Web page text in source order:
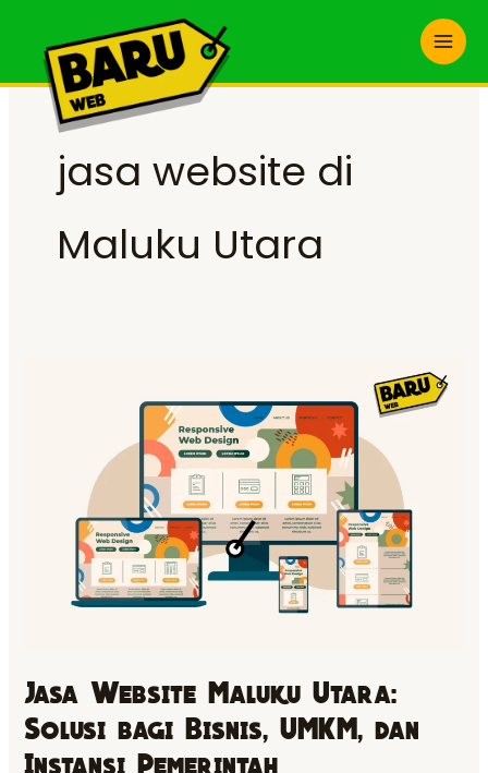
content
jasa website di
Maluku Utara
Jasa Website Maluku Utara:
Solusi bagi Bisnis, UMKM, dan
Instansi Pemerintah